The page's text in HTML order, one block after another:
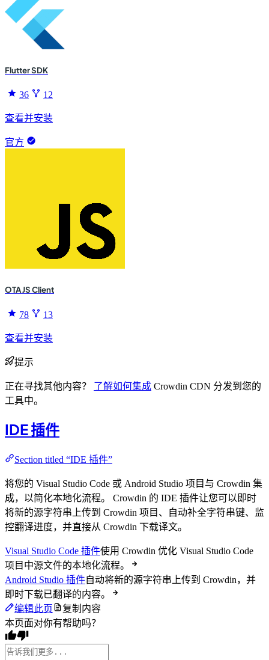
Flutter SDK
36 12
查看并安装
官方
OTA JS Client
78 13
查看并安装
提示
正在寻找其他内容？ 了解如何集成 Crowdin CDN 分发到您的
工具中。
IDE 插件
Section titled “IDE 插件”
将您的 Visual Studio Code 或 Android Studio 项目与 Crowdin 集
成，以简化本地化流程。 Crowdin 的 IDE 插件让您可以即时
将新的源字符串上传到 Crowdin 项目、自动补全字符串键、监
控翻译进度，并直接从 Crowdin 下载译文。
Visual Studio Code 插件使用 Crowdin 优化 Visual Studio Code
项目中源文件的本地化流程。
Android Studio 插件自动将新的源字符串上传到 Crowdin，并
即时下载已翻译的内容。
编辑此页
复制内容
本页面对你有帮助吗？